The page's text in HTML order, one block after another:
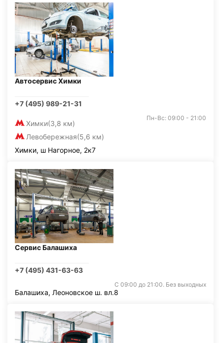
Автосервис Химки
+7 (495) 989-21-31
Химки(3,8 км)
Левобережная(5,6 км)
Пн-Вс: 09:00 - 21:00
Химки, ш Нагорное, 2к7
Сервис Балашиха
+7 (495) 431-63-63
С 09:00 до 21:00. Без выходных
Балашиха, Леоновское ш. вл.8